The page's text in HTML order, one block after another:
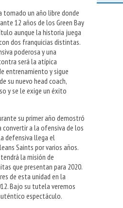
tomado un año libre donde
12 años de los Green Bay
aunque la historia juega
dos franquicias distintas.
poderosa y una
será la atípica
entrenamiento y sigue
su nuevo head coach,
y se le exige un éxito
su primer año demostró
a la ofensiva de los
defensiva llega el
Saints por varios años.
la misión de
que presentan para 2020.
de esta unidad en la
Bajo su tutela veremos
espectáculo.